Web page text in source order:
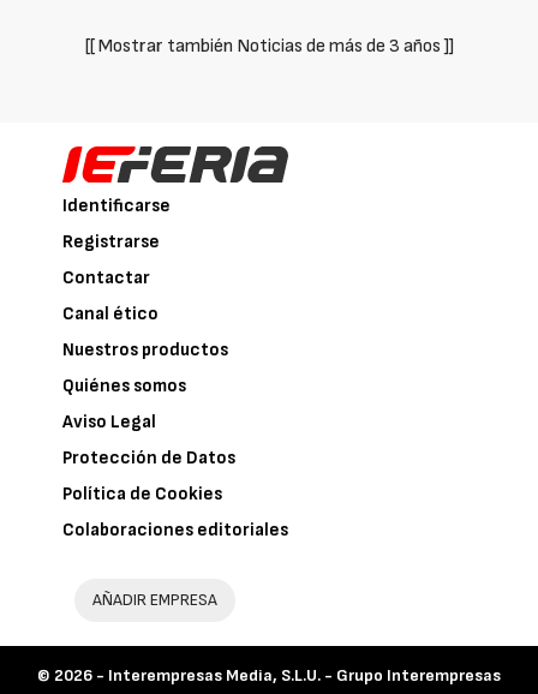
[[ Mostrar también Noticias de más de 3 años ]]
Identificarse
Registrarse
Contactar
Canal ético
Nuestros productos
Quiénes somos
Aviso Legal
Protección de Datos
Política de Cookies
Colaboraciones editoriales
AÑADIR EMPRESA
© 2026 - Interempresas Media, S.L.U. - Grupo Interempresas